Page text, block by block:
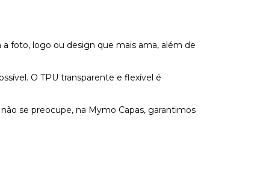
foto, logo ou design que mais ama, além de
O TPU transparente e flexível é
se preocupe, na Mymo Capas, garantimos